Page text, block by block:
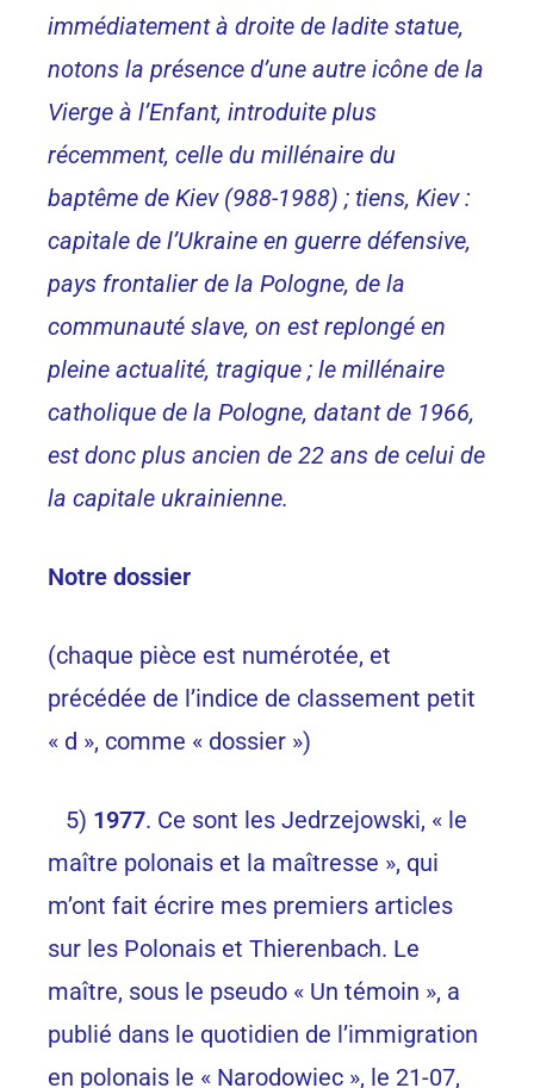
immédiatement à droite de ladite statue,
notons la présence d’une autre icône de la
Vierge à l’Enfant, introduite plus
récemment, celle du millénaire du
baptême de Kiev (988-1988) ; tiens, Kiev :
capitale de l’Ukraine en guerre défensive,
pays frontalier de la Pologne, de la
communauté slave, on est replongé en
pleine actualité, tragique ; le millénaire
catholique de la Pologne, datant de 1966,
est donc plus ancien de 22 ans de celui de
la capitale ukrainienne.
Notre dossier
(chaque pièce est numérotée, et
précédée de l’indice de classement petit
« d », comme « dossier »)
5) 1977. Ce sont les Jedrzejowski, « le
maître polonais et la maîtresse », qui
m’ont fait écrire mes premiers articles
sur les Polonais et Thierenbach. Le
maître, sous le pseudo « Un témoin », a
publié dans le quotidien de l’immigration
en polonais le « Narodowiec », le 21-07,